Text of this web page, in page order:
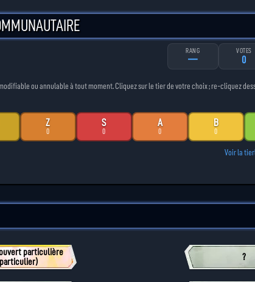
RANG
—
VOTES
0
ou annulable à tout moment. Cliquez sur le tier de votre choix ; re-cliquez
Z
0
S
0
A
0
B
0
Voir la
particulière
?